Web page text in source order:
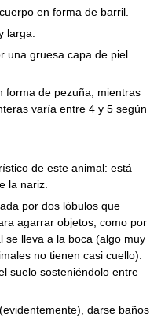
en forma de barril.
larga.
una gruesa capa de piel
forma de pezuña, mientras
varía entre 4 y 5 según
de este animal: está
la nariz.
por dos lóbulos que
agarrar objetos, como por
se lleva a la boca (algo muy
no tienen casi cuello).
suelo sosteniéndolo entre
darse baños